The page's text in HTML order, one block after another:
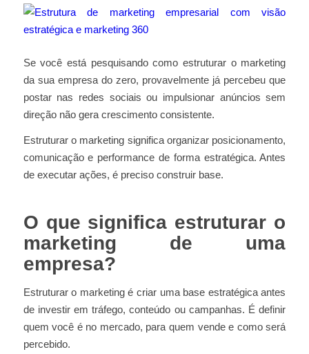
Se você está pesquisando como estruturar o marketing
da sua empresa do zero, provavelmente já percebeu que
postar nas redes sociais ou impulsionar anúncios sem
direção não gera crescimento consistente.
Estruturar o marketing significa organizar posicionamento,
comunicação e performance de forma estratégica. Antes
de executar ações, é preciso construir base.
O que significa estruturar o
marketing de uma
empresa?
Estruturar o marketing é criar uma base estratégica antes
de investir em tráfego, conteúdo ou campanhas. É definir
quem você é no mercado, para quem vende e como será
percebido.